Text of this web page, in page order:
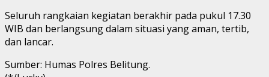
Seluruh rangkaian kegiatan berakhir pada pukul 17.30
WIB dan berlangsung dalam situasi yang aman, tertib,
dan lancar.
Sumber: Humas Polres Belitung.